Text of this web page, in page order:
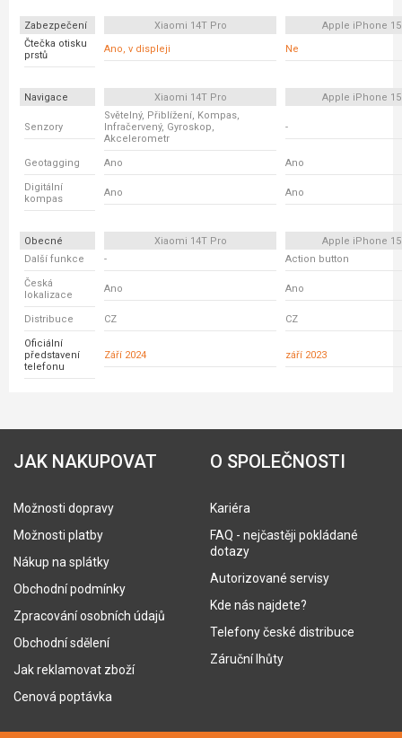
Zabezpečení Xiaomi 14T Pro
Apple iPhone
Čtečka otisku
prstů
Ano, v displeji Ne
Navigace Xiaomi 14T Pro Apple iPhone
Senzory
Světelný, Přiblížení, Kompas,
Infračervený, Gyroskop,
Akcelerometr
-
Geotagging Ano Ano
Digitální
kompas
Ano Ano
Obecné Xiaomi 14T Pro
Apple iPhone
Další funkce
- Action button
Česká
lokalizace
Ano Ano
Distribuce CZ CZ
Oficiální
představení
telefonu
Září 2024 září 2023
JAK NAKUPOVAT
Možnosti dopravy
Možnosti platby
Nákup na splátky
Obchodní podmínky
Zpracování osobních údajů
Obchodní sdělení
Jak reklamovat zboží
Cenová poptávka
O SPOLEČNOSTI
Kariéra
FAQ - nejčastěji pokládané
dotazy
Autorizované servisy
Kde nás najdete?
Telefony české distribuce
Záruční lhůty